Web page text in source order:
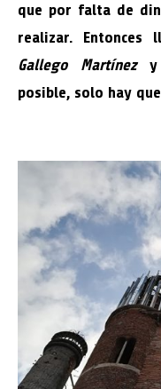
que por falta de
realizar. Entonces
Gallego Martínezy
posible, solo hay